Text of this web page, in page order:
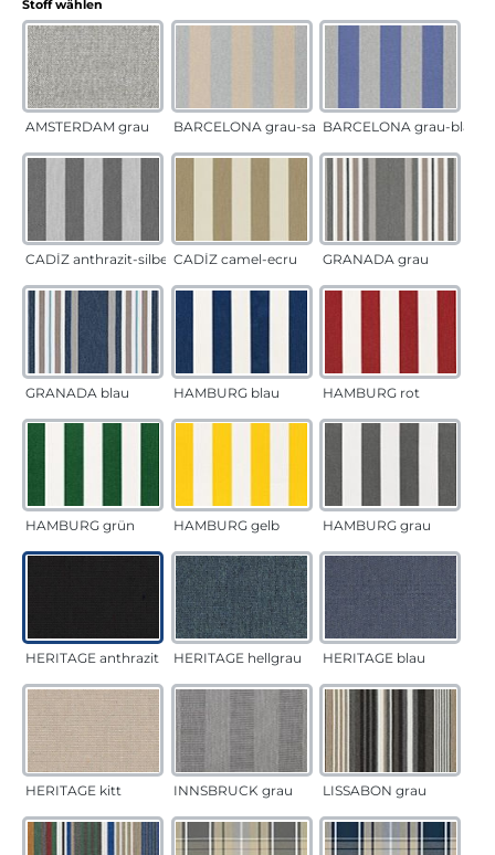
Stoff wählen
AMSTERDAM grau BARCELONA grau-sandBARCELONA grau-blau
CADÍZ anthrazit-silber CADÍZ camel-ecru GRANADA grau
GRANADA blau HAMBURG blau HAMBURG rot
HAMBURG grün HAMBURG gelb HAMBURG grau
HERITAGE anthrazit HERITAGE hellgrau HERITAGE blau
HERITAGE kitt INNSBRUCK grau LISSABON grau